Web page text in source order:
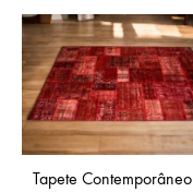
Tapete Contemporâneo